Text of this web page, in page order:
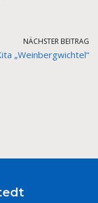
NÄCHSTER BEITRAG
„Weinbergwichtel“